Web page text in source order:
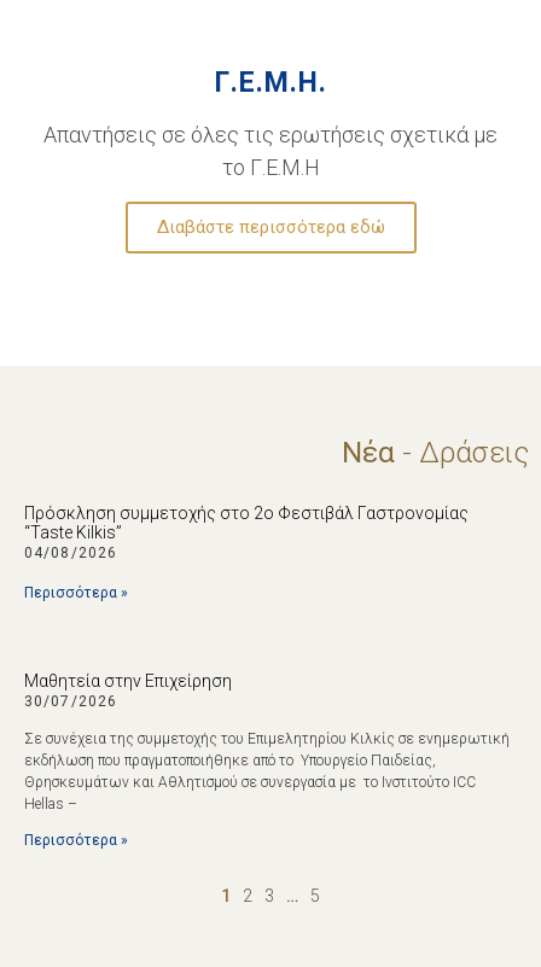
Γ.Ε.Μ.Η.
Απαντήσεις σε όλες τις ερωτήσεις σχετικά με
το Γ.Ε.Μ.Η
Διαβάστε περισσότερα εδώ
Νέα - Δράσεις
Πρόσκληση συμμετοχής στο 2ο Φεστιβάλ Γαστρονομίας
“Taste Kilkis”
04/08/2026
Περισσότερα »
Μαθητεία στην Επιχείρηση
30/07/2026
Σε συνέχεια της συμμετοχής του Επιμελητηρίου Κιλκίς σε ενημερωτική
εκδήλωση που πραγματοποιήθηκε από το Υπουργείο Παιδείας,
Θρησκευμάτων και Αθλητισμού σε συνεργασία με το Ινστιτούτο ICC
Hellas –
Περισσότερα »
1 2 3 … 5